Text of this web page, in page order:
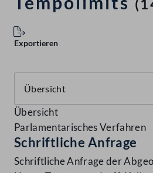
Exportieren
Übersicht
Parlamentarisches Verfahren
Schriftliche Anfrage
Schriftliche Anfrage der